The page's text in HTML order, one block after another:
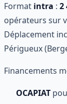
Format intra : 2
opérateurs sur
Déplacement
Périgueux
Financements
OCAPIAT